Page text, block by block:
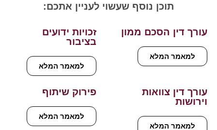
תוכן נוסף שעשוי לעניין אתכם:
עורך דין הסכם ממון
למאמר המלא
זכויות ידועים
בציבור
למאמר המלא
עורך דין צוואות
וירושות
למאמר המלא
פירוק שיתוף
למאמר המלא